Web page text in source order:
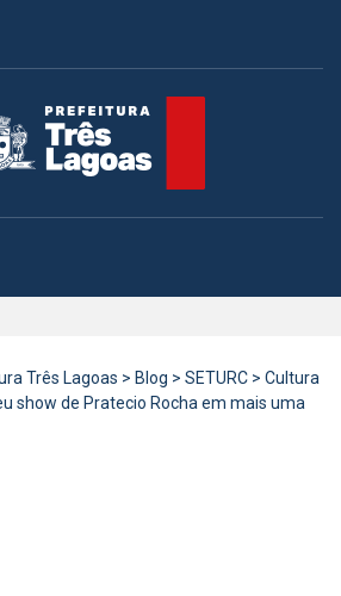
Três Lagoas > Blog > SETURC > Cultura
show de Pratecio Rocha em mais uma